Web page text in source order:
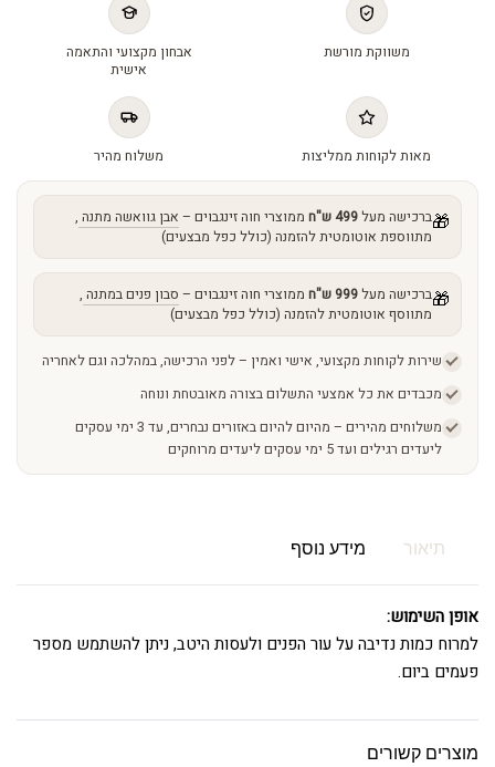
משווקת מורשת
אבחון מקצועי והתאמה
אישית
מאות לקוחות ממליצות משלוח מהיר
🎁ברכישה מעל499 ש"ח ממוצרי חוה זינגבוים – אבן גוואשה מתנה ,
מתווספת אוטומטית להזמנה (כולל כפל מבצעים)
🎁ברכישה מעל999 ש"ח ממוצרי חוה זינגבוים – סבון פנים במתנה ,
מתווסף אוטומטית להזמנה (כולל כפל מבצעים)
שירות לקוחות מקצועי, אישי ואמין – לפני הרכישה, במהלכה וגם לאחריה
מכבדים את כל אמצעי התשלום בצורה מאובטחת ונוחה
משלוחים מהירים – מהיום להיום באזורים נבחרים, עד 3 ימי עסקים
ליעדים רגילים ועד 5 ימי עסקים ליעדים מרוחקים
תיאור מידע נוסף
אופן השימוש:
למרוח כמות נדיבה על עור הפנים ולעסות היטב, ניתן להשתמש מספר
פעמים ביום.
מוצרים קשורים